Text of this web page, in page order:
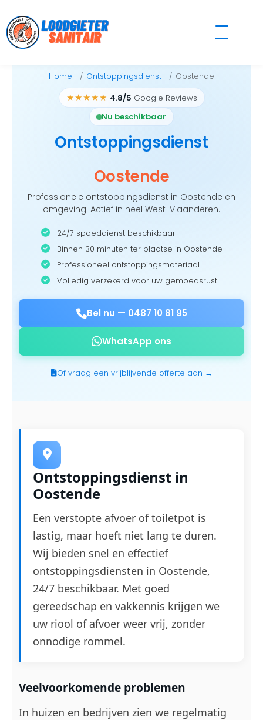
to
content
Home Ontstoppingsdienst Oostende
★★★★★ 4.8/5 Google Reviews
Nu beschikbaar
Ontstoppingsdienst
Oostende
Professionele ontstoppingsdienst in Oostende en
omgeving. Actief in heel West-Vlaanderen.
24/7 spoeddienst beschikbaar
Binnen 30 minuten ter plaatse in Oostende
Professioneel ontstoppingsmateriaal
Volledig verzekerd voor uw gemoedsrust
Bel nu — 0487 10 81 95
WhatsApp ons
Of vraag een vrijblijvende offerte aan →
Ontstoppingsdienst in
Oostende
Een verstopte afvoer of toiletpot is
lastig, maar hoeft niet lang te duren.
Wij bieden snel en effectief
ontstoppingsdiensten in Oostende,
24/7 beschikbaar. Met goed
gereedschap en vakkennis krijgen we
uw riool of afvoer weer vrij, zonder
onnodige rommel.
Veelvoorkomende problemen
In huizen en bedrijven zien we regelmatig